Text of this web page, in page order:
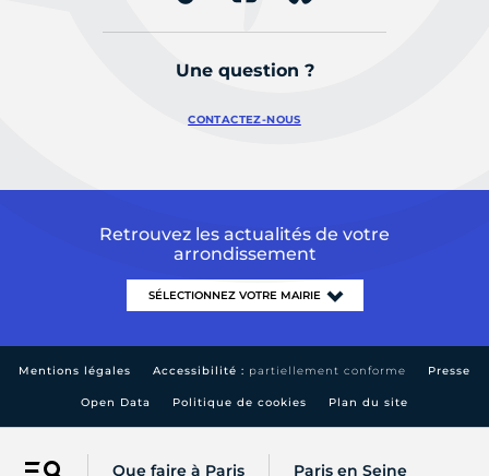
Que faire à Paris Paris en Seine
Une question ?
CONTACTEZ-NOUS
Retrouvez les actualités de votre
arrondissement
Mentions légales Accessibilité : partiellement conforme Presse
Open Data Politique de cookies Plan du site